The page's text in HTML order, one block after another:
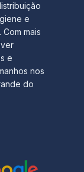
e
mais
e
nos
do